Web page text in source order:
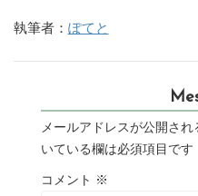
執筆者： ぽてと
メールアドレスが公開され
いている欄は必須項目です
コメント ※